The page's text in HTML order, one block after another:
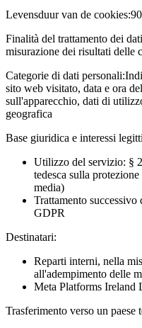
Levensduur van de cookies:
Finalità del trattamento dei
misurazione dei risultati delle
Categorie di dati personali:
sito web visitato, data e ora
sull'apparecchio, dati di
geografica
Base giuridica e interessi
Utilizzo del servizio: §
tedesca sulla
media)
Trattamento
GDPR
Destinatari:
Reparti interni, nella
all'adempimento delle
Meta Platforms Ireland
Trasferimento verso un paese